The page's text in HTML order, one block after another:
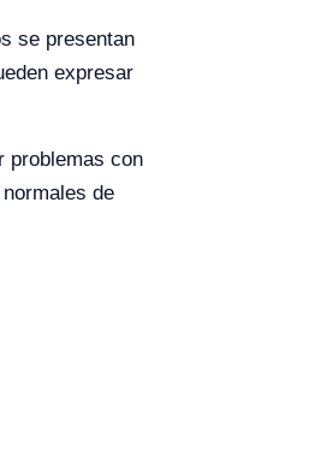
se presentan
expresar
problemas con
de